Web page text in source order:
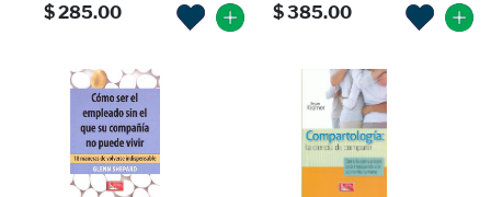
$ 285.00 $ 385.00